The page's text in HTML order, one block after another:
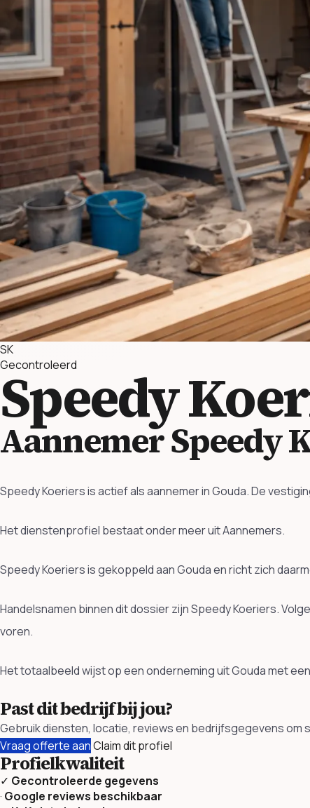
SK
Gecontroleerd
Speedy
Aannemer Speedy
Speedy Koeriers is actief als aannemer in Gouda. De
Het dienstenprofiel bestaat onder meer uit Aannemers.
Speedy Koeriers is gekoppeld aan Gouda en richt zich
Handelsnamen binnen dit dossier zijn Speedy Koeriers.
voren.
Het totaalbeeld wijst op een onderneming uit Gouda met
Past dit bedrijf bij jou?
Gebruik diensten, locatie, reviews en bedrijfsgegevens om
Vraag offerte aanClaim dit profiel
Profielkwaliteit
✓ Gecontroleerde gegevens
· Google reviews beschikbaar